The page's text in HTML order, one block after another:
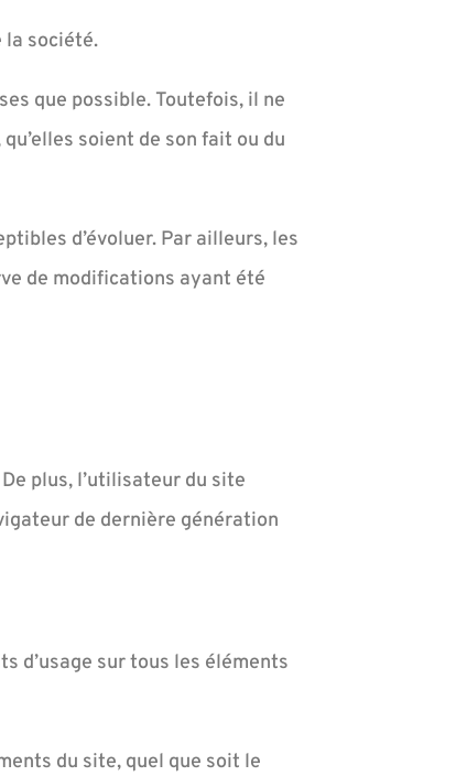
la société.
que possible. Toutefois, il ne
soient de son fait ou du
d’évoluer. Par ailleurs, les
de modifications ayant été
plus, l’utilisateur du site
de dernière génération
d’usage sur tous les éléments
du site, quel que soit le